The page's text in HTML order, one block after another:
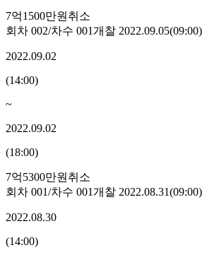
7억1500만원 취소
회차 002/차수 001개찰 2022.09.05(09:00)
2022.09.02
(14:00)
~
2022.09.02
(18:00)
7억5300만원 취소
회차 001/차수 001개찰 2022.08.31(09:00)
2022.08.30
(14:00)